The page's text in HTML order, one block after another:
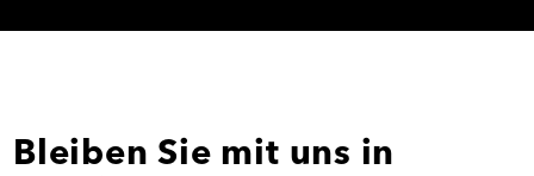
Bleiben Sie mit uns in